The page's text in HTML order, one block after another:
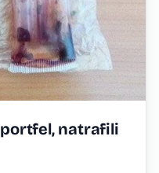
portfel, natrafili